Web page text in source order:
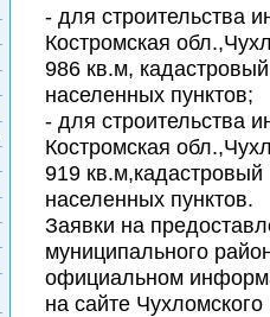
- для строительства
Костромская
986 кв.м,
населенных пунктов;
- для строительства
Костромская
919
населенных пунктов.
Заявки на
муниципального
официальном
на сайте